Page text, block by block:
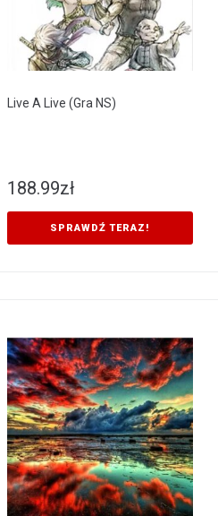
Live A Live (Gra NS)
188.99zł
SPRAWDŹ TERAZ!